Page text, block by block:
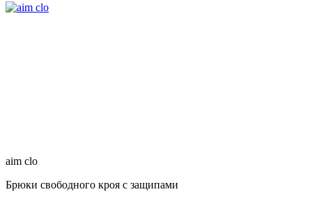
aim clo
Брюки свободного кроя с защипами